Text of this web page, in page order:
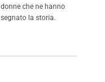
donne che ne hanno
segnato la storia.